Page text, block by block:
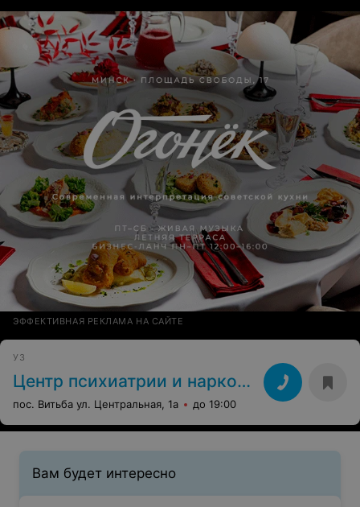
ЭФФЕКТИВНАЯ РЕКЛАМА НА САЙТЕ
УЗ
Центр психиатрии и наркологии
пос. Витьба ул. Центральная, 1а до 19:00
Вам будет интересно